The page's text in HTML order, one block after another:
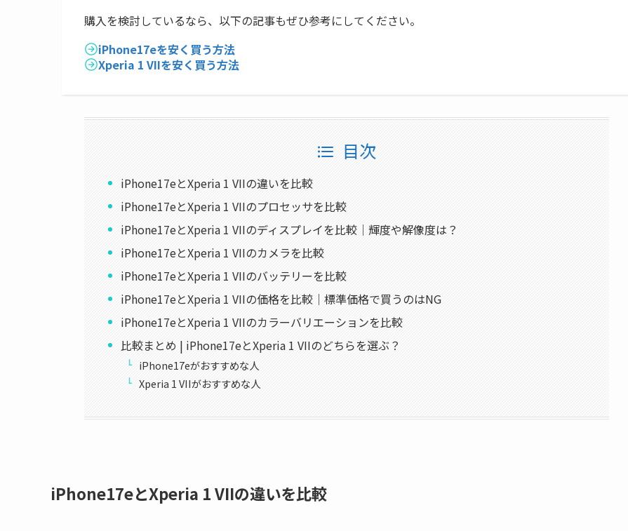
購入を検討しているなら、以下の記事もぜひ参考にしてください。
iPhone17eを安く買う方法
Xperia 1 VIIを安く買う方法
目次
iPhone17eとXperia 1 VIIの違いを比較
iPhone17eとXperia 1 VIIのプロセッサを比較
iPhone17eとXperia 1 VIIのディスプレイを比較｜輝度や解像度は？
iPhone17eとXperia 1 VIIのカメラを比較
iPhone17eとXperia 1 VIIのバッテリーを比較
iPhone17eとXperia 1 VIIの価格を比較｜標準価格で買うのはNG
iPhone17eとXperia 1 VIIのカラーバリエーションを比較
比較まとめ | iPhone17eとXperia 1 VIIのどちらを選ぶ？
iPhone17eがおすすめな人
Xperia 1 VIIがおすすめな人
iPhone17eとXperia 1 VIIの違いを比較